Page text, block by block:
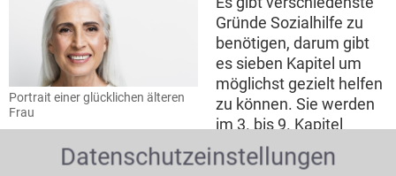
Portrait einer glücklichen älteren
Frau
Gründe Sozialhilfe zu
benötigen, darum gibt
es sieben Kapitel um
möglichst gezielt helfen
zu können. Sie werden
im 3. bis 9. Kapitel
aufgeführt.
Datenschutzeinstellungen